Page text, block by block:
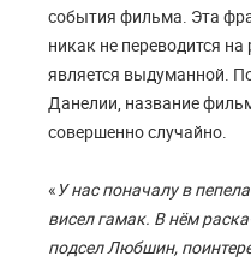
события фильма. Эта
никак не переводится
является выдуманной.
Данелии, название
совершенно случайно.
« У нас поначалу в
висел гамак. В нём
подсел Любшин,